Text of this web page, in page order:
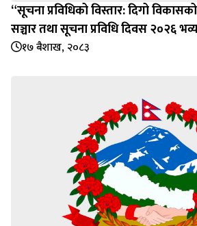
“सूचना प्रविधिको विस्तार: दिगो
सञ्चार तथा सूचना प्रविधि दिवस २०२६
१७ बैशाख, २०८३